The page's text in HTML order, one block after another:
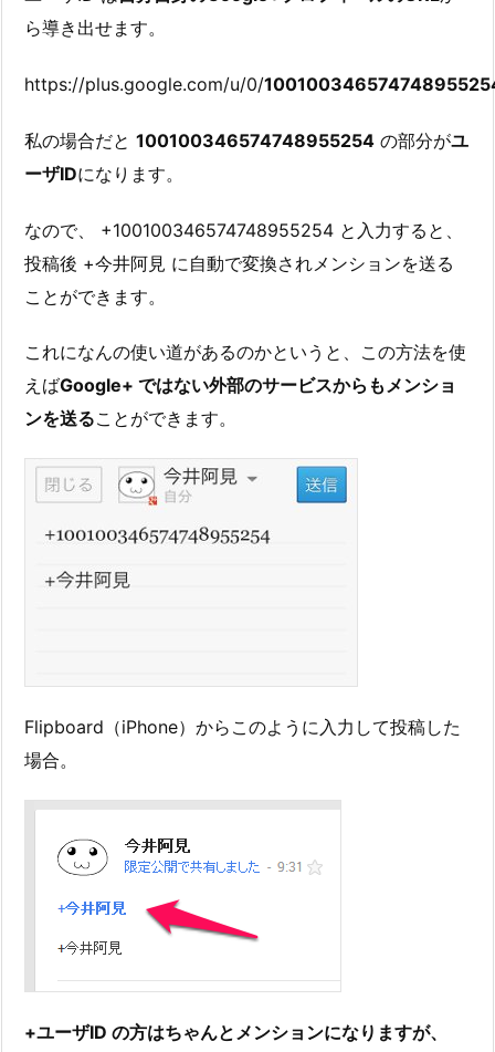
ら導き出せます。
https://plus.google.com/u/0/
私の場合だと 100100346574748955254 の部分がユ
ーザIDになります。
なので、 +100100346574748955254 と入力すると、
投稿後 +今井阿見 に自動で変換されメンションを送る
ことができます。
これになんの使い道があるのかというと、この方法を使
えばGoogle+ ではない外部のサービスからもメンショ
ンを送ることができます。
Flipboard（iPhone）からこのように入力して投稿した
場合。
+ユーザID の方はちゃんとメンションになりますが、